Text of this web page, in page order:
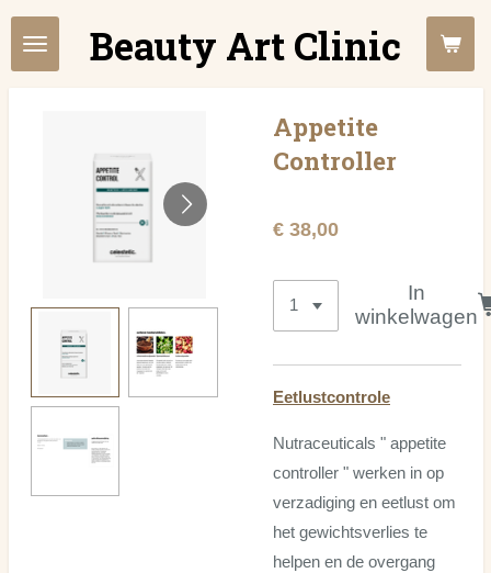
Ga
direct
Beauty Art Clinic
Appetite
Controller
€ 38,00
In
winkelwagen
Eetlustcontrole
Nutraceuticals " appetite
controller " werken in op
verzadiging en eetlust om
het gewichtsverlies te
helpen en de overgang